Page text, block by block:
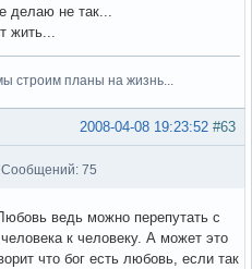
делаю не так...
жить...
строим планы на жизнь...
#63
2008-04-08 19:23:52
Сообщений: 75
ведь можно перепутать с
к человеку. А может это
что бог есть любовь, если так